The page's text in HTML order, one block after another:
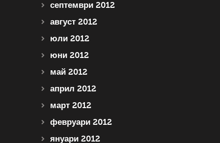
септември 2012
август 2012
юли 2012
юни 2012
май 2012
април 2012
март 2012
февруари 2012
януари 2012